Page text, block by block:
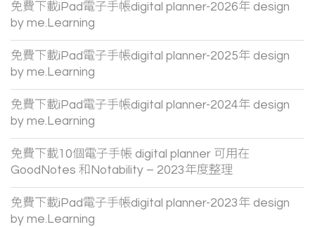
免費下載iPad電子手帳digital planner-2026年 design
by me.Learning
免費下載iPad電子手帳digital planner-2025年 design
by me.Learning
免費下載iPad電子手帳digital planner-2024年 design
by me.Learning
免費下載10個電子手帳 digital planner 可用在
GoodNotes 和Notability – 2023年度整理
免費下載iPad電子手帳digital planner-2023年 design
by me.Learning